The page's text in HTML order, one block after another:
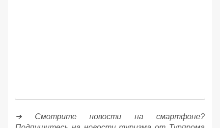
➔ Смотрите новости на смартфоне?